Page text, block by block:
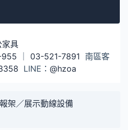
03-521-7891 南區客
LINE： @hzoa
架／展示動線設備